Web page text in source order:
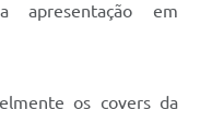
em
os covers da